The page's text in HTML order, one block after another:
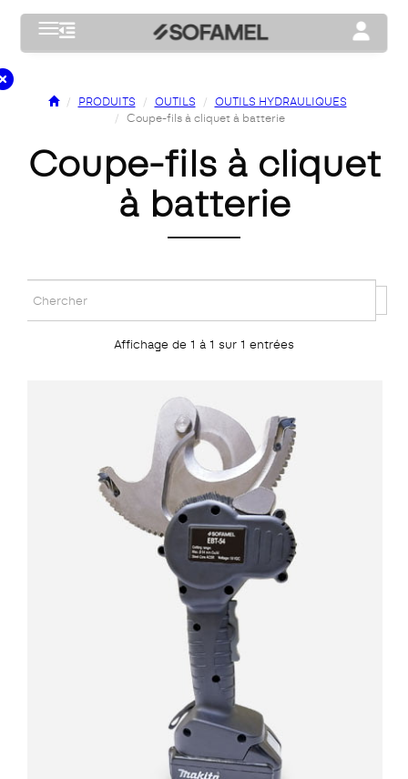
Toggle navigation Toggle
PRODUITS OUTILS
OUTILS HYDRAULIQUES
Coupe-fils à cliquet à batterie
coupe-fils à cliquet
à batterie
Affichage de 1 à 1 sur 1 entrées